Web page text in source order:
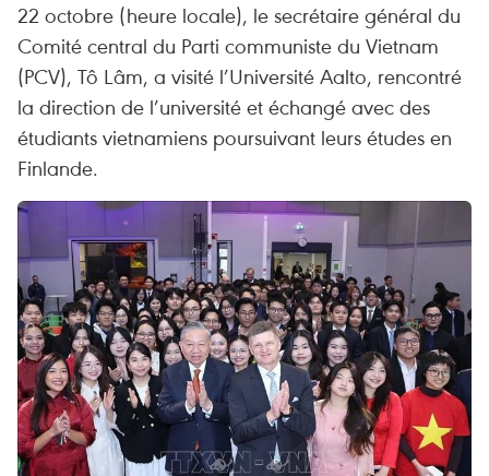
22 octobre (heure locale), le secrétaire général du
Comité central du Parti communiste du Vietnam
(PCV), Tô Lâm, a visité l’Université Aalto, rencontré
la direction de l’université et échangé avec des
étudiants vietnamiens poursuivant leurs études en
Finlande.